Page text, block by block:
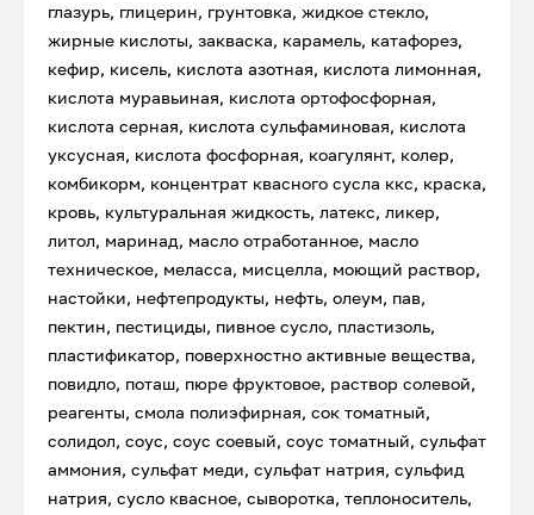
глазурь, глицерин, грунтовка, жидкое стекло,
жирные кислоты, закваска, карамель, катафорез,
кефир, кисель, кислота азотная, кислота лимонная,
кислота муравьиная, кислота ортофосфорная,
кислота серная, кислота сульфаминовая, кислота
уксусная, кислота фосфорная, коагулянт, колер,
комбикорм, концентрат квасного сусла ккс, краска,
кровь, культуральная жидкость, латекс, ликер,
литол, маринад, масло отработанное, масло
техническое, меласса, мисцелла, моющий раствор,
настойки, нефтепродукты, нефть, олеум, пав,
пектин, пестициды, пивное сусло, пластизоль,
пластификатор, поверхностно активные вещества,
повидло, поташ, пюре фруктовое, раствор солевой,
реагенты, смола полиэфирная, сок томатный,
солидол, соус, соус соевый, соус томатный, сульфат
аммония, сульфат меди, сульфат натрия, сульфид
натрия, сусло квасное, сыворотка, теплоноситель,